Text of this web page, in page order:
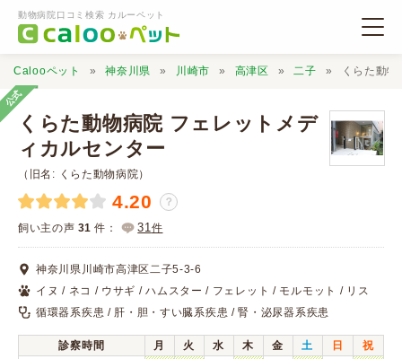
動物病院口コミ検索 カルーペット
動物病院検索
口コミ検索
Calooペットとは？
口コミ投稿
Calooペット 神奈川県 川崎市 高津区 二子 くらた動
公式
くらた動物病院 フェレットメデ
ィカルセンター
（旧名: くらた動物病院）
4.20 ？
飼い主の声 31 件： 31件
神奈川県川崎市高津区二子5-3-6
イヌ / ネコ / ウサギ / ハムスター / フェレット / モルモット / リス
循環器系疾患 / 肝・胆・すい臓系疾患 / 腎・泌尿器系疾患
診察時間 月 火 水 木 金 土 日
祝